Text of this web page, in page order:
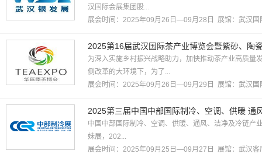
汉国际会展集团股...
展会时间：2025年09月26日—09月28日 展馆： 武汉国
2025第16届武汉国际茶产业博览会暨紫砂、陶
为深入实施乡村振兴战略助力，加快推动茶产业高质量
侧改革的大环境下，为了...
展会时间：2025年09月26日—09月29日 展馆： 武汉国
2025第三届中国中部国际制冷、空调、供暖 通
中国中部国际制冷、空调、供暖、通风、洁净及冷链产
妹展，202...
展会时间：2025年09月25日—09月27日 展馆： 武汉客